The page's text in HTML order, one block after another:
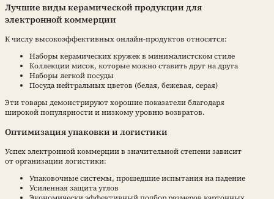
Лучшие виды керамической продукции для
электронной коммерции
К числу высокоэффективных онлайн-продуктов относятся:
Наборы керамических кружек в минималистском стиле
Коллекции мисок, которые можно ставить друг на друга
Наборы легкой посуды
Посуда нейтральных цветов (белая, бежевая, серая)
Эти товары демонстрируют хорошие показатели благодаря
широкой популярности и низкому уровню возвратов.
Оптимизация упаковки и логистики
Успех электронной коммерции в значительной степени зависит
от организации логистики:
Упаковочные системы, прошедшие испытания на падение
Усиленная защита углов